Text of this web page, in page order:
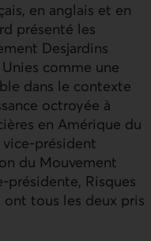
en anglais et en
présenté les
Desjardins
comme une
dans le contexte
octroyée à
en Amérique du
vice-président
du Mouvement
présidente, Risques
ont tous les deux pris